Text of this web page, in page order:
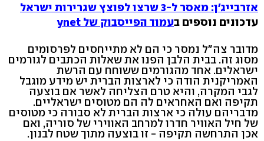
אזרבייג'ן: מאסר ל-3 שרצו לפוצץ שגרירות ישראל
עדכונים נוספים בעמוד הפייסבוק של ynet
מדובר צה"ל נמסר כי הם לא מתייחסים לפרסומים
מסוג זה. בבית הלבן הפנו את שאלות הכתבים לגורמים
ישראלים. אחד מהגורמים ששוחח עם הרשת
האמריקנית הודה כי לארצות הברית יש מידע מוגבל
לגבי המקרה, והיא טרם הצליחה לאשר אם בוצעה
תקיפה ואם האחראים לה הם מטוסים ישראליים.
מדבריהם עולה כי ארצות הברית לא סבורה כי מטוסים
של חיל האוויר חדרו למרחב האווירי של סוריה, ואם
אכן התרחשה תקיפה - זו בוצעה מתוך שטח לבנון.